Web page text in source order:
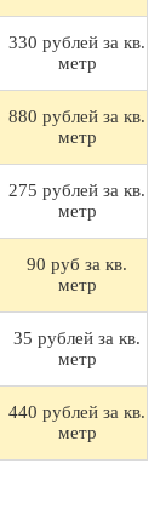
330 рублей за кв.
метр
880 рублей за кв.
метр
275 рублей за кв.
метр
90 руб за кв.
метр
35 рублей за кв.
метр
440 рублей за кв.
метр